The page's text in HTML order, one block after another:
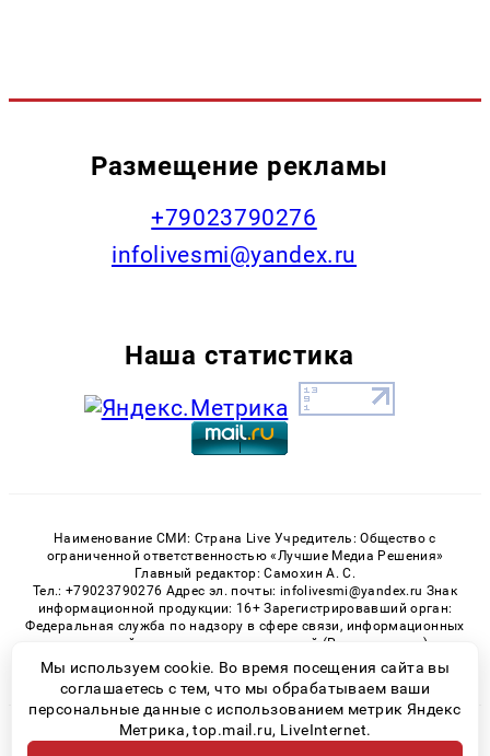
Размещение рекламы
+79023790276
infolivesmi@yandex.ru
Наша статистика
Наименование СМИ: Страна Live Учредитель: Общество с
ограниченной ответственностью «Лучшие Медиа Решения»
Главный редактор: Самохин А. С.
Тел.: +79023790276 Адрес эл. почты: infolivesmi@yandex.ru Знак
информационной продукции: 16+ Зарегистрировавший орган:
Федеральная служба по надзору в сфере связи, информационных
технологий и массовых коммуникаций (Роскомнадзор)
Регистрационный номер СМИ ЭЛ № ФС 77 - 82538 от 21.01.2022
© 2026 «» | Все права защищены
Мы используем cookie. Во время посещения сайта вы
соглашаетесь с тем, что мы обрабатываем ваши
персональные данные с использованием метрик Яндекс
Метрика, top.mail.ru, LiveInternet.